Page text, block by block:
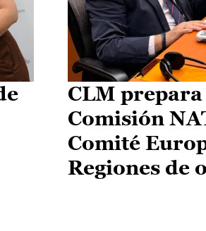
CLM
Comisión
Comité
Regiones de